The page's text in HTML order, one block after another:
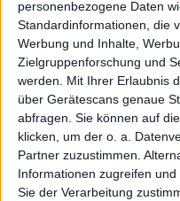
personenbezogene Daten
Standardinformationen, die
Werbung und Inhalte,
Zielgruppenforschung und
werden.
Mit Ihrer Erlaubnis
über Gerätescans genaue
abfragen. Sie können auf
klicken, um der o. a.
Partner zuzustimmen.
Informationen zugreifen
Sie der Verarbeitung
erdrückt zu werden. Der
CIRCLE, es folgt ein
einem Schlagzeugwirbel
04. The Grim Reaper
Ein gespenstisches Intro
schrägen Gitarrentönen
baut sich eine immer
riffende Gitarre zersetzt